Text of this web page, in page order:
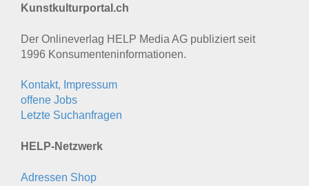
Kunstkulturportal.ch
Der Onlineverlag HELP Media AG publiziert seit
1996 Konsumenten­informationen.
Kontakt, Impressum
offene Jobs
Letzte Suchanfragen
HELP-Netzwerk
Adressen Shop